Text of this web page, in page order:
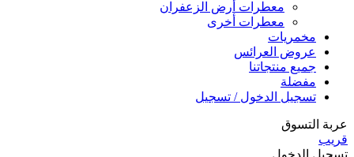
معطرات أرض الزعفران
معطرات أخرى
مخمريات
عروض العرائس
جميع منتجاتنا
مفضلة
تسجيل الدخول / تسجيل
عربة التسوق
قريب
تسجيل الدخول